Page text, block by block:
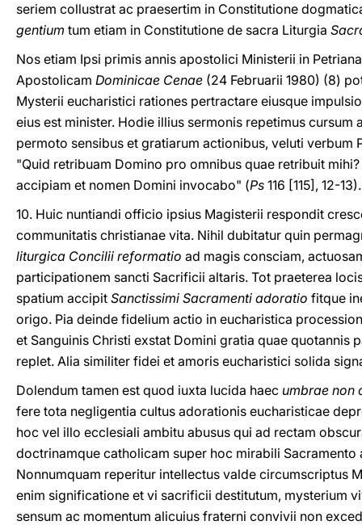
seriem collustrat ac praesertim in Constitutione
gentium tum etiam in Constitutione de sacra Liturgia
Nos etiam Ipsi primis annis apostolici Ministerii in
Apostolicam Dominicae Cenae (24 Februarii 1980) (8)
Mysterii eucharistici rationes pertractare eiusque
eius est minister. Hodie illius sermonis repetimus cursum
permoto sensibus et gratiarum actionibus, veluti verbum
"Quid retribuam Domino pro omnibus quae retribuit
accipiam et nomen Domini invocabo" (Ps 116 [115], 12-13).
10. Huic nuntiandi officio ipsius Magisterii respondit
communitatis christianae vita. Nihil dubitatur quin
liturgica Concilii reformatio ad magis consciam,
participationem sancti Sacrificii altaris. Tot praeterea
spatium accipit Sanctissimi Sacramenti adoratio fitque
origo. Pia deinde fidelium actio in eucharistica
et Sanguinis Christi exstat Domini gratia quae quotannis
replet. Alia similiter fidei et amoris eucharistici solida
Dolendum tamen est quod iuxta lucida haec umbrae non
fere tota negligentia cultus adorationis eucharisticae
hoc vel illo ecclesiali ambitu abusus qui ad rectam
doctrinamque catholicam super hoc mirabili Sacramento
Nonnumquam reperitur intellectus valde circumscriptus
enim significatione et vi sacrificii destitutum, mysterium
sensum ac momentum alicuius fraterni convivii non